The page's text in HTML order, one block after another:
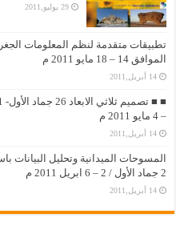
29 يوليو,2011
الموافق 14 – 18 مايو 2011 م
14 أبريل,2011
– 4 مايو 2011 م
14 أبريل,2011
2 جماد الأول / 2 – 6 ابريل 2011 م
14 أبريل,2011